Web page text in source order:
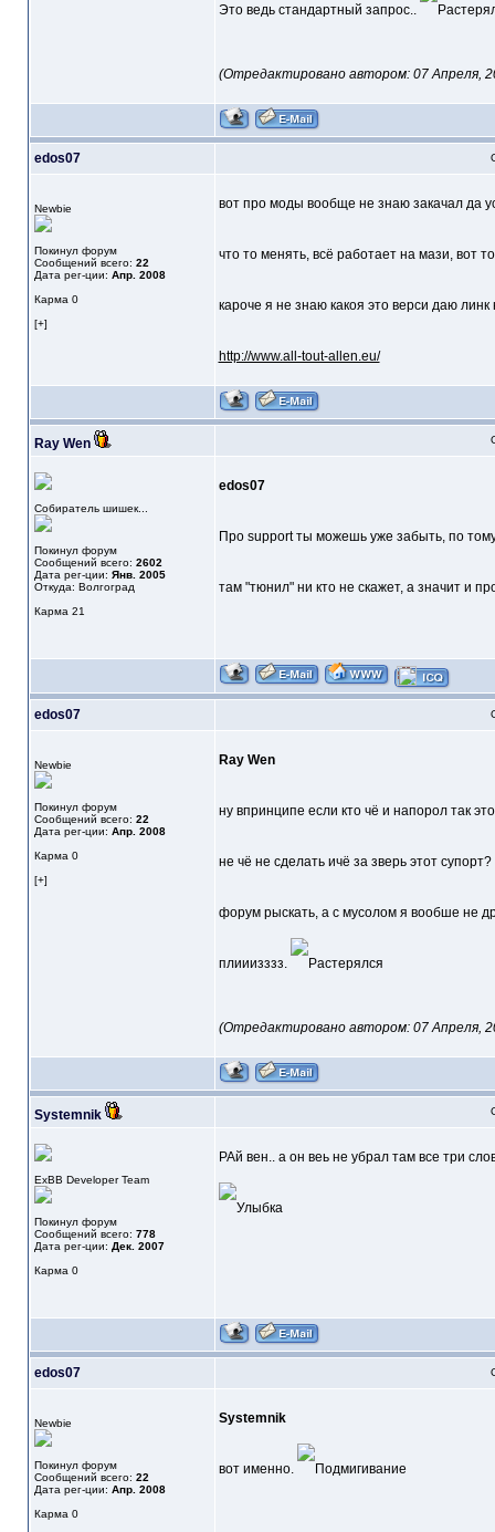
Это ведь стандартный запрос..
(Отредактировано автором: 07 Апреля,
edos07
Newbie
Покинул форум
Сообщений всего: 22
Дата рег-ции: Апр. 2008
Карма 0
[+]
вот про моды вообще не знаю закачал да
что то менять, всё работает на мази, вот
кароче я не знаю какоя это верси даю
http://www.all-tout-allen.eu/
Ray Wen
Собиратель шишек...
Покинул форум
Сообщений всего: 2602
Дата рег-ции: Янв. 2005
Откуда: Волгоград
Карма 21
edos07
Про support ты можешь уже забыть, по
там "тюнил" ни кто не скажет, а значит и
edos07
Newbie
Покинул форум
Сообщений всего: 22
Дата рег-ции: Апр. 2008
Карма 0
[+]
Ray Wen
ну впринципе если кто чё и напорол так
не чё не сделать ичё за зверь этот
форум рыскать, а с мусолом я вообше не
плииизззз.
(Отредактировано автором: 07 Апреля,
Systemnik
ExBB Developer Team
Покинул форум
Сообщений всего: 778
Дата рег-ции: Дек. 2007
Карма 0
РАй вен.. а он веь не убрал там все три
edos07
Newbie
Покинул форум
Сообщений всего: 22
Дата рег-ции: Апр. 2008
Карма 0
Systemnik
вот именно.